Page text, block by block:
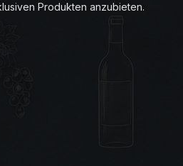
Produkten anzubieten.